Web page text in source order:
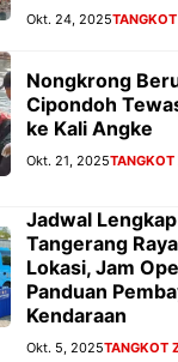
Okt. 24, 2025
Nongkrong
Cipondoh
ke Kali Angke
Okt. 21, 2025TANGKOT
Jadwal
Tangerang
Lokasi, Jam
Panduan
Kendaraan
Okt. 5, 2025TANGKOT